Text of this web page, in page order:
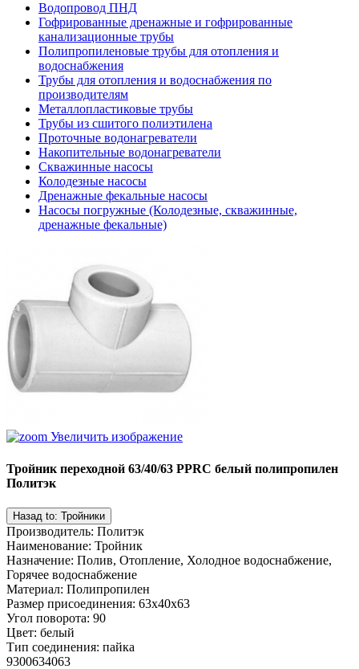
Водопровод ПНД
Гофрированные дренажные и гофрированные
канализационные трубы
Полипропиленовые трубы для отопления и
водоснабжения
Трубы для отопления и водоснабжения по
производителям
Металлопластиковые трубы
Трубы из сшитого полиэтилена
Проточные водонагреватели
Накопительные водонагреватели
Скважинные насосы
Колодезные насосы
Дренажные фекальные насосы
Насосы погружные (Колодезные, скважинные,
дренажные фекальные)
Увеличить изображение
Тройник переходной 63/40/63 PPRC белый полипропилен
Политэк
Производитель: Политэк
Наименование: Тройник
Назначение: Полив, Отопление, Холодное водоснабжение,
Горячее водоснабжение
Материал: Полипропилен
Размер присоединения: 63x40x63
Угол поворота: 90
Цвет: белый
Тип соединения: пайка
9300634063